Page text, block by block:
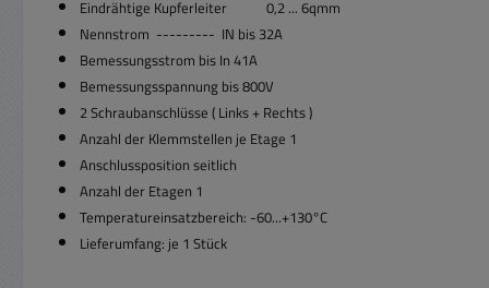
Eindrähtige Kupferleiter 0,2 ... 6qmm
Nennstrom --------- IN bis 32A
Bemessungsstrom bis In 41A
Bemessungsspannung bis 800V
2 Schraubanschlüsse ( Links + Rechts )
Anzahl der Klemmstellen je Etage 1
Anschlussposition seitlich
Anzahl der Etagen 1
Temperatureinsatzbereich: -60...+130°C
Lieferumfang: je 1 Stück